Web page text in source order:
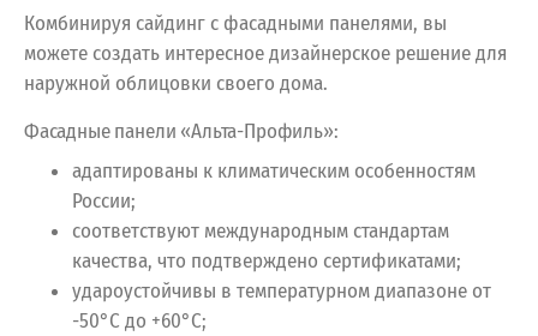
Комбинируя сайдинг с фасадными панелями, вы
можете создать интересное дизайнерское решение для
наружной облицовки своего дома.
Фасадные панели «Альта-Профиль»:
адаптированы к климатическим особенностям
России;
соответствуют международным стандартам
качества, что подтверждено сертификатами;
удароустойчивы в температурном диапазоне от
-50°С до +60°С;